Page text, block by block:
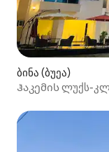
ბინა (ბუეა)
Ჰაკემის ლუქს-